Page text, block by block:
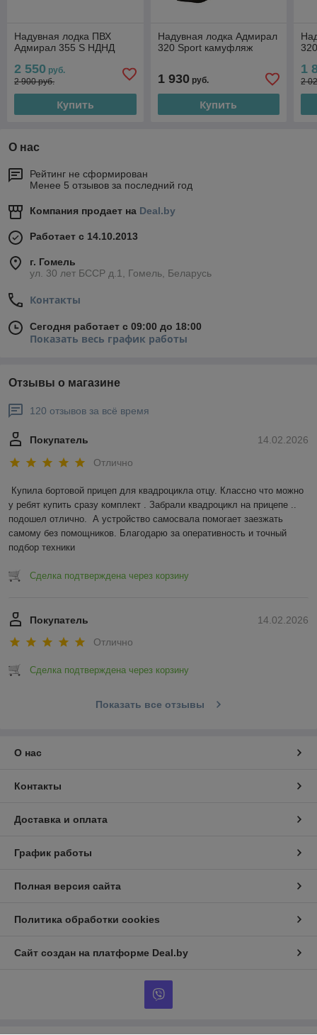
Надувная лодка ПВХ
Адмирал 355 S НДНД
2 550 руб.
2 900 руб.
Купить
Надувная лодка Адмирал
320 Sport камуфляж
1 930руб.
Купить
1
2
О нас
Рейтинг не сформирован
Менее 5 отзывов за последний год
Компания продает на Deal.by
Работает с 14.10.2013
г. Гомель
ул. 30 лет БССР д.1, Гомель, Беларусь
Контакты
Сегодня работает с 09:00 до 18:00
Показать весь график работы
Отзывы о магазине
120 отзывов за всё время
14.02.2026
Покупатель
Отлично
Купила бортовой прицеп для квадроцикла отцу. Классно что можно
у ребят купить сразу комплект . Забрали квадроцикл на прицепе ..
подошел отлично.  А устройство самосвала помогает заезжать
самому без помощников. Благодарю за оперативность и точный
подбор техники
Сделка подтверждена через корзину
14.02.2026
Покупатель
Отлично
Сделка подтверждена через корзину
Показать все отзывы
О нас
Контакты
Доставка и оплата
График работы
Полная версия сайта
Политика обработки cookies
Сайт создан на платформе Deal.by